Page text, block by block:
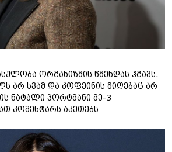
ორგანიზმის წმენდას ჰგავს.
არ სვამ და კოფეინის მიღებაც არ
ნატალი პორტმანი მე-3
კომენტარს აკეთებს